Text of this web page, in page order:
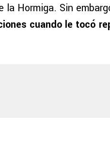
Hormiga. Sin
cuando le tocó